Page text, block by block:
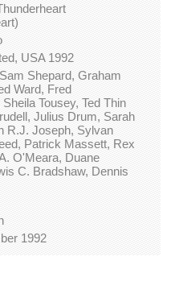
USA 1992
Shepard, Graham
Ward, Fred
Tousey, Ted Thin
Julius Drum, Sarah
R.J. Joseph, Sylvan
Patrick Massett, Rex
O'Meara, Duane
C. Bradshaw, Dennis
1992